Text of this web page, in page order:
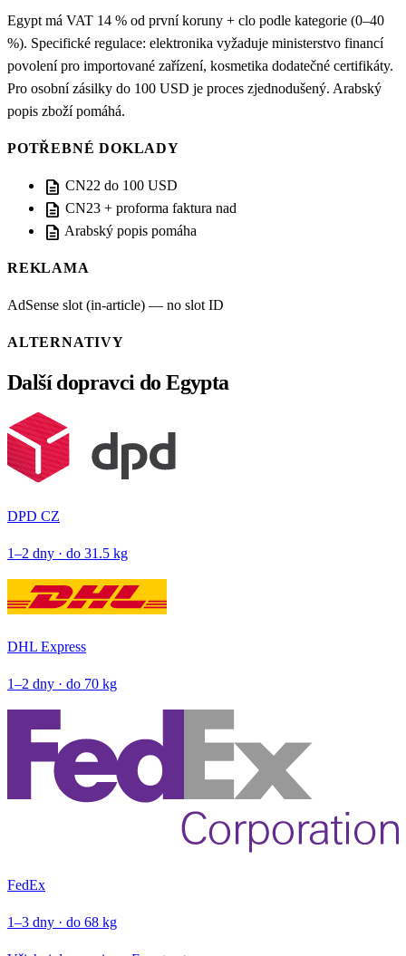
Egypt má VAT 14 % od první koruny + clo podle kategorie (0–40
%). Specifické regulace: elektronika vyžaduje ministerstvo financí
povolení pro importované zařízení, kosmetika dodatečné certifikáty.
Pro osobní zásilky do 100 USD je proces zjednodušený. Arabský
popis zboží pomáhá.
POTŘEBNÉ DOKLADY
description CN22 do 100 USD
description CN23 + proforma faktura nad
description Arabský popis pomáha
REKLAMA
AdSense slot (in-article) — no slot ID
ALTERNATIVY
Další dopravci do Egypta
DPD CZ
1–2 dny · do 31.5 kg
DHL Express
1–2 dny · do 70 kg
FedEx
1–3 dny · do 68 kg